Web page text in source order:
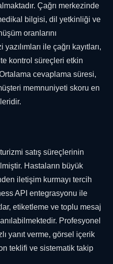
Çağrı merkezinde
bilgisi, dil yetkinliği ve
oranlarını
ile çağrı kayıtları,
kontrol süreçleri etkin
cevaplama süresi,
memnuniyeti skoru en
satış süreçlerinin
Hastaların büyük
iletişim kurmayı tercih
API entegrasyonu ile
etiketleme ve toplu mesaj
Profesyonel
yanıt verme, görsel içerik
teklifi ve sistematik takip